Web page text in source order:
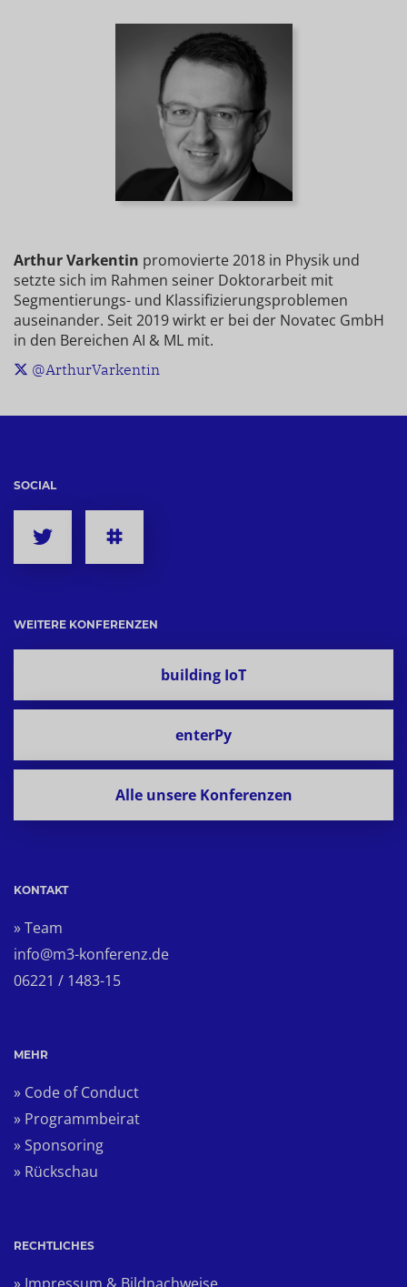
Arthur Varkentin promovierte 2018 in Physik und
setzte sich im Rahmen seiner Doktorarbeit mit
Segmentierungs- und Klassifizierungsproblemen
auseinander. Seit 2019 wirkt er bei der Novatec GmbH
in den Bereichen AI & ML mit.
@ArthurVarkentin
SOCIAL
WEITERE KONFERENZEN
building IoT
enterPy
Alle unsere Konferenzen
KONTAKT
» Team
info@m3-konferenz.de
06221 / 1483-15
MEHR
» Code of Conduct
» Programmbeirat
» Sponsoring
» Rückschau
RECHTLICHES
» Impressum & Bildnachweise